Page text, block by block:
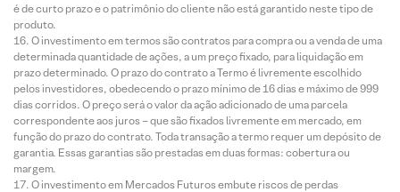
é de curto prazo e o patrimônio do cliente não está garantido neste tipo de
produto.
O investimento em termos são contratos para compra ou a venda de uma
determinada quantidade de ações, a um preço fixado, para liquidação em
prazo determinado. O prazo do contrato a Termo é livremente escolhido
pelos investidores, obedecendo o prazo mínimo de 16 dias e máximo de 999
dias corridos. O preço será o valor da ação adicionado de uma parcela
correspondente aos juros – que são fixados livremente em mercado, em
função do prazo do contrato. Toda transação a termo requer um depósito de
garantia. Essas garantias são prestadas em duas formas: cobertura ou
margem.
O investimento em Mercados Futuros embute riscos de perdas